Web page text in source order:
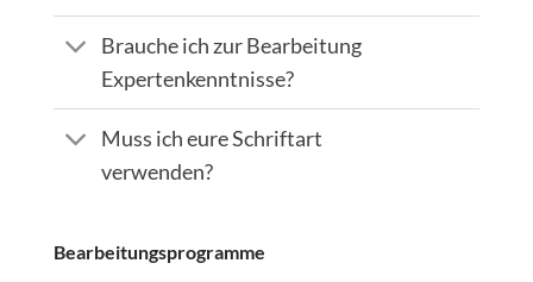
Brauche ich zur Bearbeitung
Expertenkenntnisse?
Muss ich eure Schriftart
verwenden?
Bearbeitungsprogramme